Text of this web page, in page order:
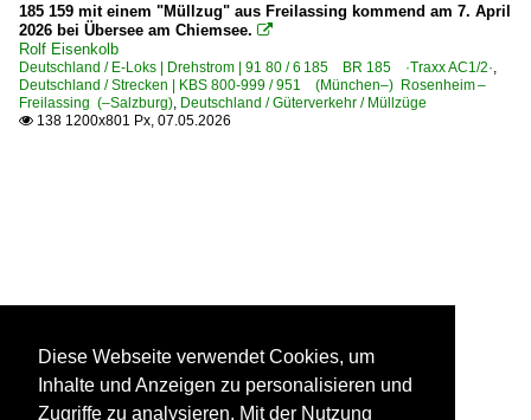
185 159 mit einem "Müllzug" aus Freilassing kommend am 7. April
2026 bei Übersee am Chiemsee. 
Rolf Eisenkolb
Deutschland / E-Loks | Drehstrom | 91 80 / 6 185 BR 185 ·Traxx AC1/2·,
Deutschland / Strecken | KBS 800-999 / 951 (München–) Rosenheim –
Freilassing (–Salzburg), Deutschland / Güterverkehr / Müllzüge
 138 1200x801 Px, 07.05.2026
Diese Webseite verwendet Cookies, um
Inhalte und Anzeigen zu personalisieren und
Zugriffe zu analysieren. Mit der Nutzung